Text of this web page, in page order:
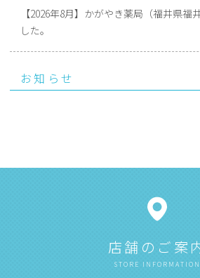
【2026年8月】かがやき薬局（福井県福
した。
お知らせ
店舗のご案
STORE INFORMATION